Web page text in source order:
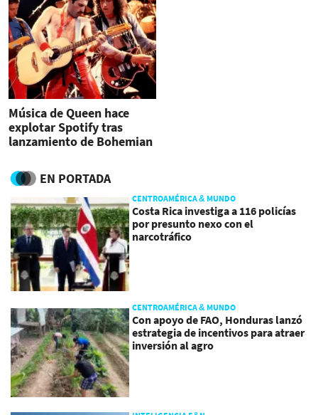
Música de Queen hace
explotar Spotify tras
lanzamiento de Bohemian
EN PORTADA
CENTROAMÉRICA & MUNDO
Costa Rica investiga a 116 policías
por presunto nexo con el
narcotráfico
CENTROAMÉRICA & MUNDO
Con apoyo de FAO, Honduras lanzó
estrategia de incentivos para atraer
inversión al agro